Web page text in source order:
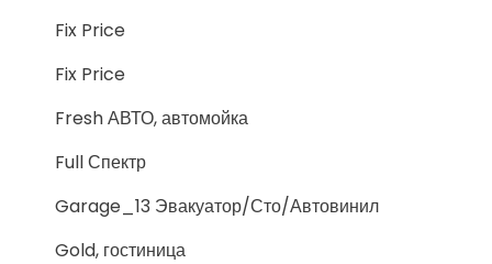
Fix Price
Fix Price
Fresh АВТО, автомойка
Full Спектр
Garage_13 Эвакуатор/Сто/Автовинил
Gold, гостиница